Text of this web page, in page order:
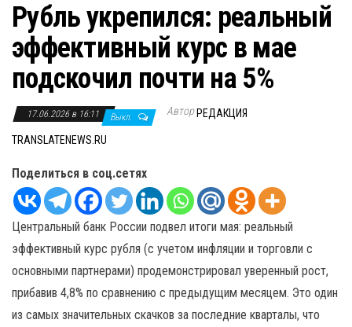
Рубль укрепился: реальный
эффективный курс в мае
подскочил почти на 5%
17.06.2026 в 16:11 Выкл. Автор РЕДАКЦИЯ
TRANSLATENEWS.RU
Поделиться в соц.сетях
Центральный банк России подвел итоги мая: реальный
эффективный курс рубля (с учетом инфляции и торговли с
основными партнерами) продемонстрировал уверенный рост,
прибавив 4,8% по сравнению с предыдущим месяцем. Это один
из самых значительных скачков за последние кварталы, что